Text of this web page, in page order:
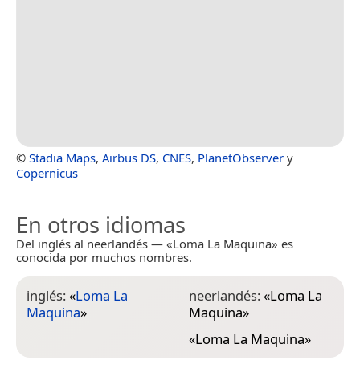
© Stadia Maps, Airbus DS, CNES, PlanetObserver y
Copernicus
En otros idiomas
Del inglés al neerlandés — «Loma La Maquina» es
conocida por muchos nombres.
inglés:«Loma La
Maquina»
neerlandés:«Loma La
Maquina»
«Loma La Maquina»